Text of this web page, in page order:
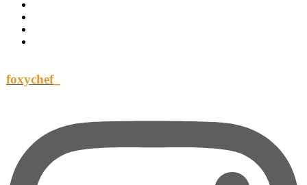
foxychef_